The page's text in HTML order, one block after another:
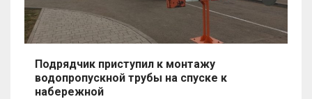
Подрядчик приступил к монтажу
водопропускной трубы на спуске к
набережной